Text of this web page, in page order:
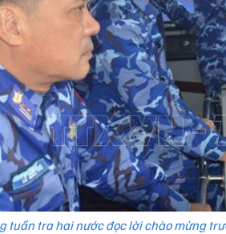
tuần tra hai nước đọc lời chào mừng